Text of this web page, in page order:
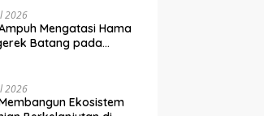
2026
Mengatasi Hama
Batang pada
2026
Ekosistem